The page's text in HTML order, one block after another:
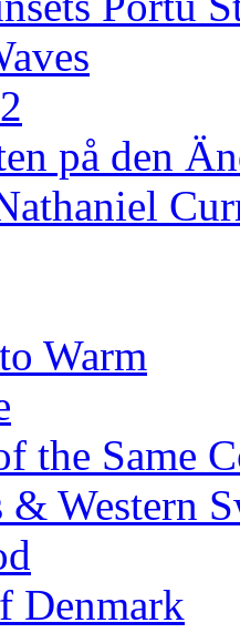
på den
Warm
the Same
& Western
Denmark